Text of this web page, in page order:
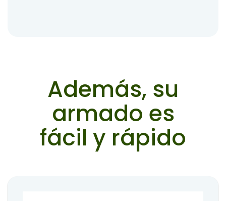
Además, su
armado es
fácil y rápido